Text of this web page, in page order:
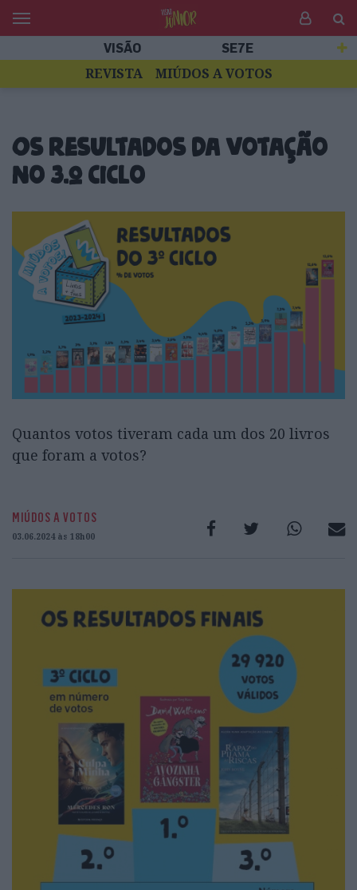
VISÃO SE7E
REVISTA MIÚDOS A VOTOS
Os resultados da votação
no 3.º ciclo
Quantos votos tiveram cada um dos 20 livros
que foram a votos?
MIÚDOS A VOTOS
03.06.2024 às 18h00